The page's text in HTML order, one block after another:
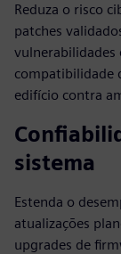
Reduza o risco
patches
vulnerabilidades
compatibilidade
edifício contra
sistema
Estenda o
atualizações
upgrades de